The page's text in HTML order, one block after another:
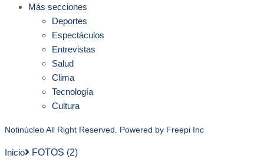
Más secciones
Deportes
Espectáculos
Entrevistas
Salud
Clima
Tecnología
Cultura
Notinúcleo All Right Reserved. Powered by Freepi Inc
Inicio FOTOS (2)